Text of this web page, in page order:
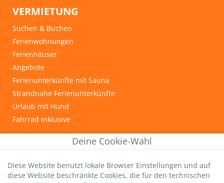
Deine Cookie-Wahl
Diese Website benutzt lokale Browser Einstellungen und auf
diese Website beschränkte Cookies, die für den technischen
VERMIETUNG
Suchen & Buchen
Ferienwohnungen
Ferienhäuser
Angebote
Ferienunterkünfte mit Sauna
Strandnahe Ferienunterkünfte
Urlaub mit Hund
Fahrrad inklusive
INFOS & TIPPS
Wichtige Gästeinfos